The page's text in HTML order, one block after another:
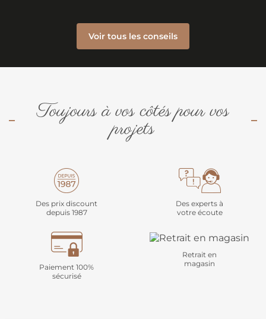
Voir tous les conseils
Toujours à vos côtés pour vos
projets
Des prix discount
depuis 1987
Des experts à
votre écoute
Paiement 100%
sécurisé
Retrait en
magasin